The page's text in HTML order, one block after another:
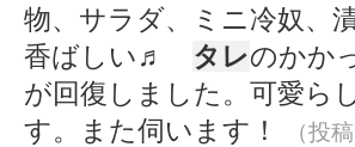
物、サラダ、ミニ冷奴、
香ばしい♬ タレのかか
が回復しました。可愛ら
す。また伺います！
（投